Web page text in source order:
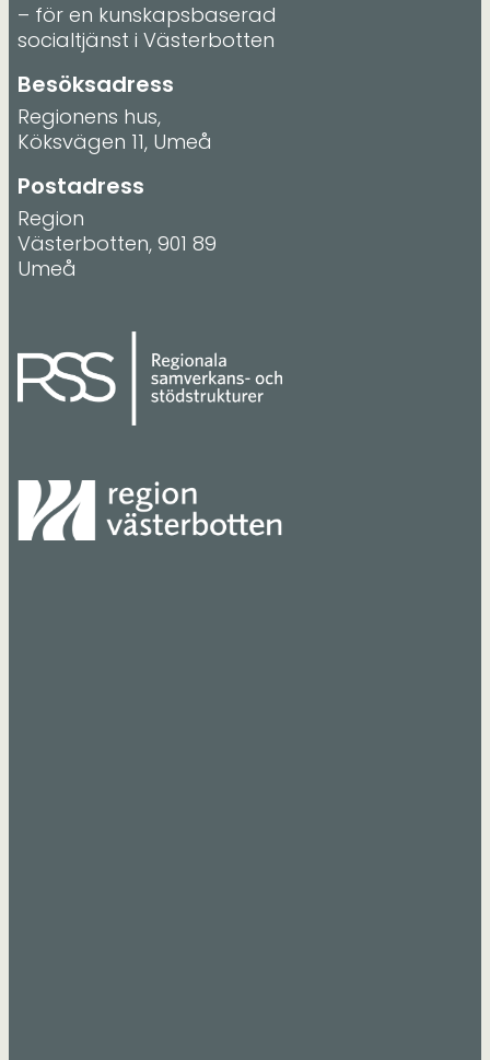
– för en kunskapsbaserad
socialtjänst i Västerbotten
Besöksadress
Regionens hus,
Köksvägen 11, Umeå
Postadress
Region
Västerbotten, 901 89
Umeå